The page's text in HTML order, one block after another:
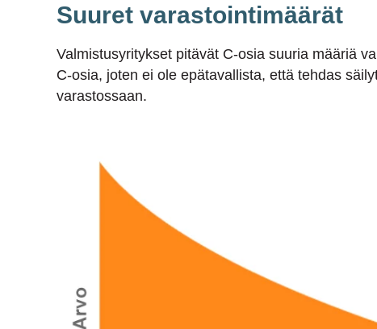
Suuret varastointimäärät
Valmistusyritykset pitävät C-osia suuria määriä
C-osia, joten ei ole epätavallista, että tehdas
varastossaan.